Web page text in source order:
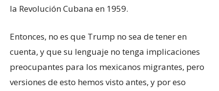
la Revolución Cubana en 1959.
Entonces, no es que Trump no sea de tener en
cuenta, y que su lenguaje no tenga implicaciones
preocupantes para los mexicanos migrantes, pero
versiones de esto hemos visto antes, y por eso